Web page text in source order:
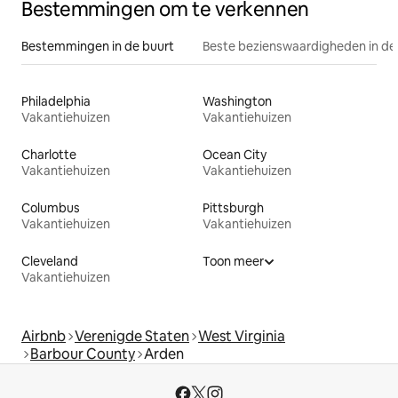
Bestemmingen om te verkennen
Bestemmingen in de buurt Beste bezienswaardigheden in
Philadelphia
Vakantiehuizen
Washington
Vakantiehuizen
Charlotte
Vakantiehuizen
Ocean City
Vakantiehuizen
Columbus
Vakantiehuizen
Pittsburgh
Vakantiehuizen
Cleveland
Vakantiehuizen
Toon meer
Airbnb Verenigde Staten West Virginia
Barbour County Arden